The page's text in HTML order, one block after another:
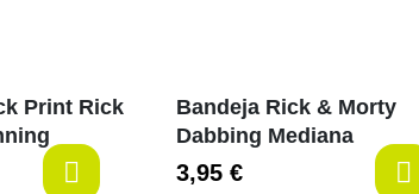
Print Rick
last-items
Bandeja Rick & Morty
Dabbing Mediana
3,95 €